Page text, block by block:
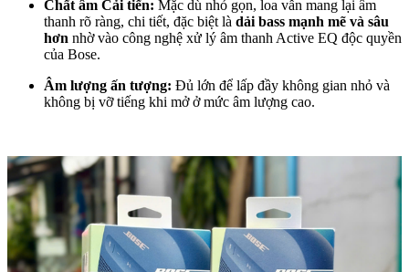
Chất âm Cải tiến: Mặc dù nhỏ gọn, loa vẫn mang lại âm
thanh rõ ràng, chi tiết, đặc biệt là dải bass mạnh mẽ và sâu
hơn nhờ vào công nghệ xử lý âm thanh Active EQ độc quyền
của Bose.
Âm lượng ấn tượng: Đủ lớn để lấp đầy không gian nhỏ và
không bị vỡ tiếng khi mở ở mức âm lượng cao.